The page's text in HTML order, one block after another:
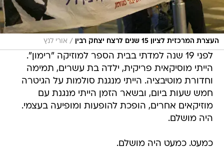
העצרת המרכזית לציון 15 שנים לרצח יצחק רבין / אורי לנץ
לפני 19 שנה למדתי בבית הספר למוזיקה "רימון".
הייתי מוסיקאית פריקית, ילדה בת עשרים, תמימה
וחדורת מוטיבציה. הייתי מנגנת סולמות על הגיטרה
חמש שעות ביום, ובשאר הזמן הייתי מנגנת עם
מוזיקאים אחרים, הופכת להופעות ומופיעה בעצמי.
היה מושלם.
כמעט. כמעט היה מושלם.